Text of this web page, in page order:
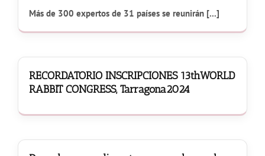
Más de 300 expertos de 31 países se reunirán [...]
RECORDATORIO INSCRIPCIONES 13thWORLD
RABBIT CONGRESS, Tarragona2024